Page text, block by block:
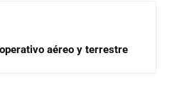
aéreo y terrestre